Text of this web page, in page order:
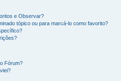
e Observar?
tópico ou para marcá-lo como favorito?
Fórum?